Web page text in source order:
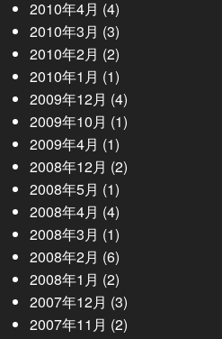
2010年4月 (4)
2010年3月 (3)
2010年2月 (2)
2010年1月 (1)
2009年12月 (4)
2009年10月 (1)
2009年4月 (1)
2008年12月 (2)
2008年5月 (1)
2008年4月 (4)
2008年3月 (1)
2008年2月 (6)
2008年1月 (2)
2007年12月 (3)
2007年11月 (2)